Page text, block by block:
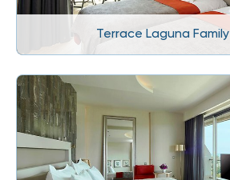
Terrace Laguna